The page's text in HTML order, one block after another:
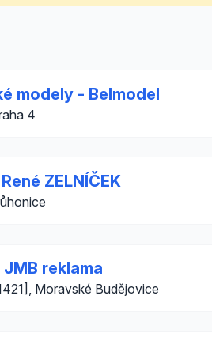
modely - Belmodel
4
ZELNÍČEK
reklama
Moravské Budějovice